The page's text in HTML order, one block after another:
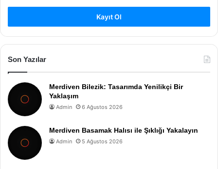
Kayıt Ol
Son Yazılar
Merdiven Bilezik: Tasarımda Yenilikçi Bir
Yaklaşım
Admin 6 Ağustos 2026
Merdiven Basamak Halısı ile Şıklığı Yakalayın
Admin 5 Ağustos 2026